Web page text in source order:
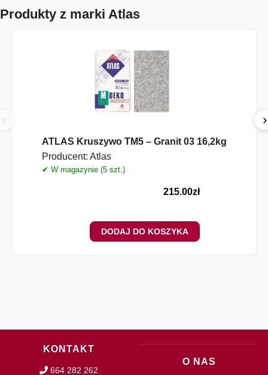
Produkty z marki Atlas
‹
ATLAS Kruszywo TM5 – Granit 03 16,2kg
Producent: Atlas
✔ W magazynie (5 szt.)
215.00zł
DODAJ DO KOSZYKA
›
KONTAKT
664 282 262
O NAS